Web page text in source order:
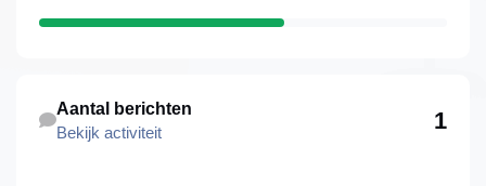
Aantal berichten
Bekijk activiteit
1